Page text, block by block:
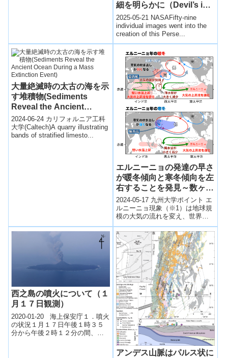
細を明らかに（Devil’s in
Details in Selfie Taken by
NASA’s Mars
Perseverance Rover）
2025-05-21 NASAFifty-nine
individual images went into the
creation of this Perse...
大量絶滅時の太古の海を示
す堆積物(Sediments
Reveal the Ancient
Ocean During a Mass
Extinction Event)
2024-06-24 カリフォルニア工科
大学(Caltech)A quarry illustrating
bands of stratified limesto...
エルニーニョの発達の早さ
が暖冬傾向と寒冬傾向を左
右することを発見～数ヶ月
先の異常天候予測の精度向
上に繋がると期待～
2024-05-17 九州大学ポイント エ
ルニーニョ現象（※1）は地球規
模の大気の流れを変え、世界中
で異常気象や異常天候を引き起
こします。しかし日本ではエル
ニー...
西之島の噴火について（１
月１７日観測）
2020-01-20 海上保安庁１．噴火
の状況１月１７日午後１時３５
分から午後２時１２分の間、第
アンデス山脈はパルス状に